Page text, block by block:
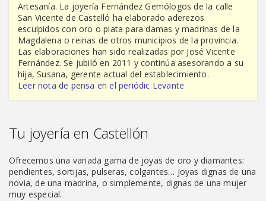
Artesanía. La joyería Fernández Gemólogos de la calle
San Vicente de Castelló ha elaborado aderezos
esculpidos con oro o plata para damas y madrinas de la
Magdalena o reinas de otros municipios de la provincia.
Las elaboraciones han sido realizadas por José Vicente
Fernández. Se jubiló en 2011 y continúa asesorando a su
hija, Susana, gerente actual del establecimiento.
Leer nota de pensa en el periódic Levante
Tu joyería en Castellón
Ofrecemos una variada gama de joyas de oro y diamantes:
pendientes, sortijas, pulseras, colgantes… Joyas dignas de una
novia, de una madrina, o simplemente, dignas de una mujer
muy especial.